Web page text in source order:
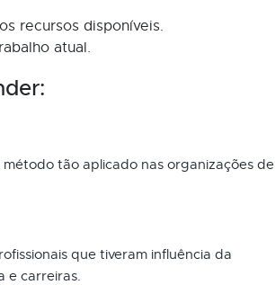
recursos disponíveis.
atual.
tão aplicado nas organizações de
que tiveram influência da
e carreiras.